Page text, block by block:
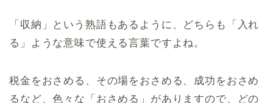
「収納」という熟語もあるように、どちらも「入れ
る」ような意味で使える言葉ですよね。
税金をおさめる、その場をおさめる、成功をおさめ
るなど、色々な「おさめる」がありますので、どの